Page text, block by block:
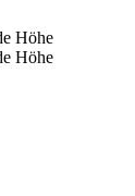
Höhe
Höhe